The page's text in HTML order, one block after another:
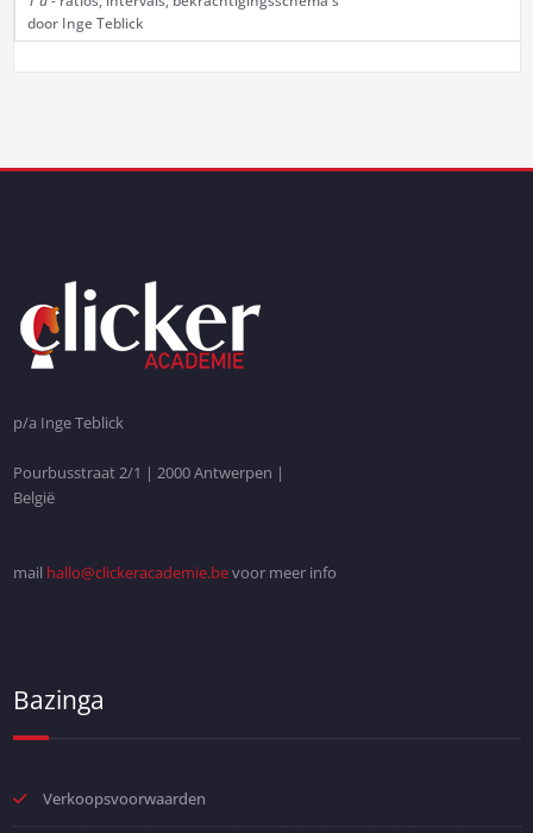
door Inge Teblick
p/a Inge Teblick
Pourbusstraat 2/1 | 2000 Antwerpen |
België
mail hallo@clickeracademie.bevoor meer info
Bazinga
Verkoopsvoorwaarden